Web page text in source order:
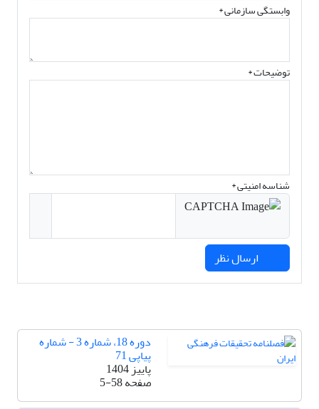
وابستگی سازمانی *
توضیحات *
شناسه امنیتی *
دوره 18، شماره 3 - شماره
پیاپی 71
پاییز 1404
صفحه5-58